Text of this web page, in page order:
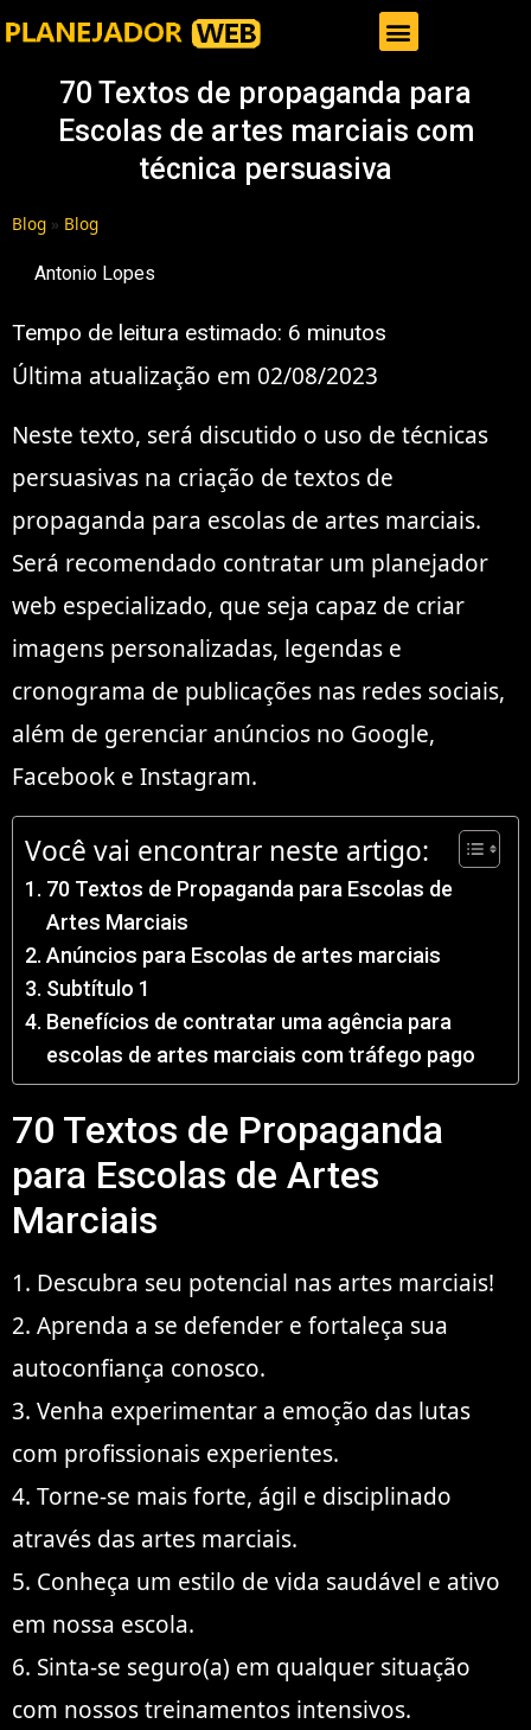
70 Textos de propaganda para
Escolas de artes marciais com
técnica persuasiva
Blog » Blog
Antonio Lopes
Tempo de leitura estimado: 6 minutos
Última atualização em 02/08/2023
Neste texto, será discutido o uso de técnicas
persuasivas na criação de textos de
propaganda para escolas de artes marciais.
Será recomendado contratar um planejador
web especializado, que seja capaz de criar
imagens personalizadas, legendas e
cronograma de publicações nas redes sociais,
além de gerenciar anúncios no Google,
Facebook e Instagram.
Você vai encontrar neste artigo:
70 Textos de Propaganda para Escolas de
Artes Marciais
Anúncios para Escolas de artes marciais
Subtítulo 1
Benefícios de contratar uma agência para
escolas de artes marciais com tráfego pago
70 Textos de Propaganda
para Escolas de Artes
Marciais
1. Descubra seu potencial nas artes marciais!
2. Aprenda a se defender e fortaleça sua
autoconfiança conosco.
3. Venha experimentar a emoção das lutas
com profissionais experientes.
4. Torne-se mais forte, ágil e disciplinado
através das artes marciais.
5. Conheça um estilo de vida saudável e ativo
em nossa escola.
6. Sinta-se seguro(a) em qualquer situação
com nossos treinamentos intensivos.